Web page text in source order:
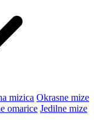
mizica Okrasne mize
omarice Jedilne mize